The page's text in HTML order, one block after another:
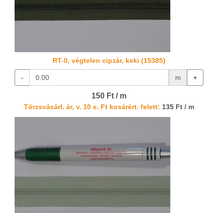
RT-0, végtelen cipzár, keki (15385)
- m +
150 Ft / m
Törzsvásárl. ár, v. 10 e. Ft kosárért. felett: 135 Ft / m